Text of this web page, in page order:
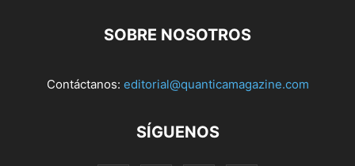
SOBRE NOSOTROS
Contáctanos: editorial@quanticamagazine.com
SÍGUENOS